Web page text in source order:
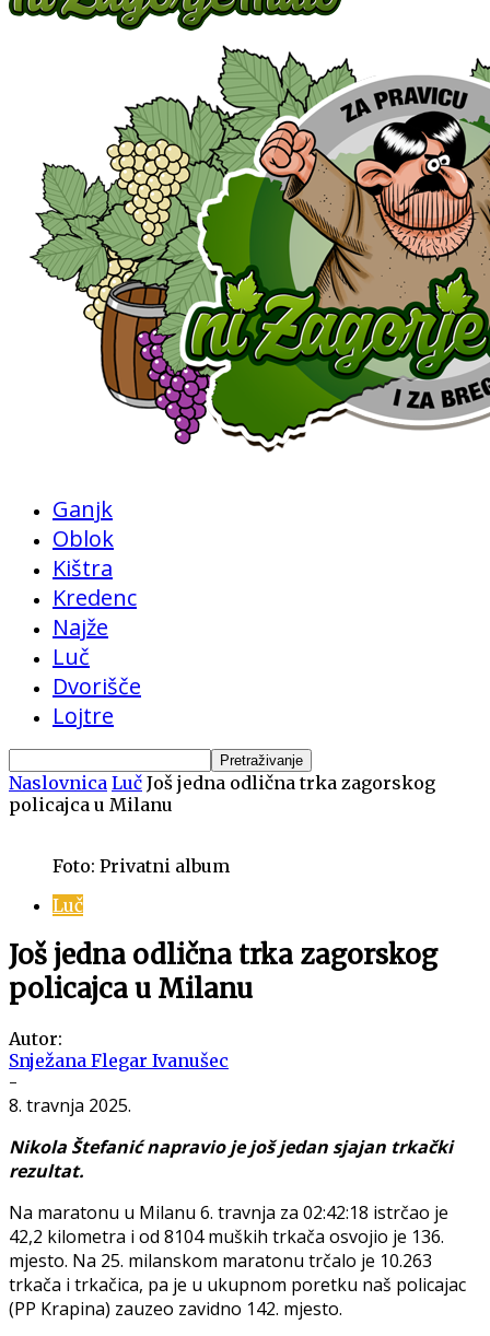
Ganjk
Oblok
Kištra
Kredenc
Najže
Luč
Dvorišče
Lojtre
Naslovnica Luč Još jedna odlična trka zagorskog
policajca u Milanu
Foto: Privatni album
Luč
Još jedna odlična trka zagorskog
policajca u Milanu
Autor:
Snježana Flegar Ivanušec
-
8. travnja 2025.
Nikola Štefanić napravio je još jedan sjajan trkački
rezultat.
Na maratonu u Milanu 6. travnja za 02:42:18 istrčao je
42,2 kilometra i od 8104 muških trkača osvojio je 136.
mjesto. Na 25. milanskom maratonu trčalo je 10.263
trkača i trkačica, pa je u ukupnom poretku naš policajac
(PP Krapina) zauzeo zavidno 142. mjesto.